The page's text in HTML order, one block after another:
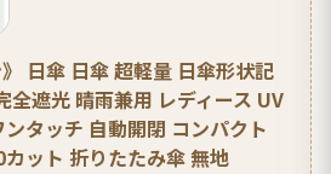
日傘 日傘 超軽量 日傘形状記
全遮光 晴雨兼用 レディース UV
タッチ 自動開閉 コンパクト
ット 折りたたみ傘 無地